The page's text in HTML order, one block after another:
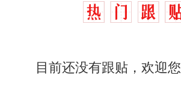
目前还没有跟贴，欢迎